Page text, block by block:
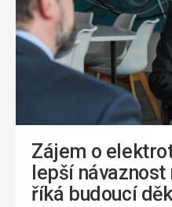
Zájem o
lepší
říká budoucí